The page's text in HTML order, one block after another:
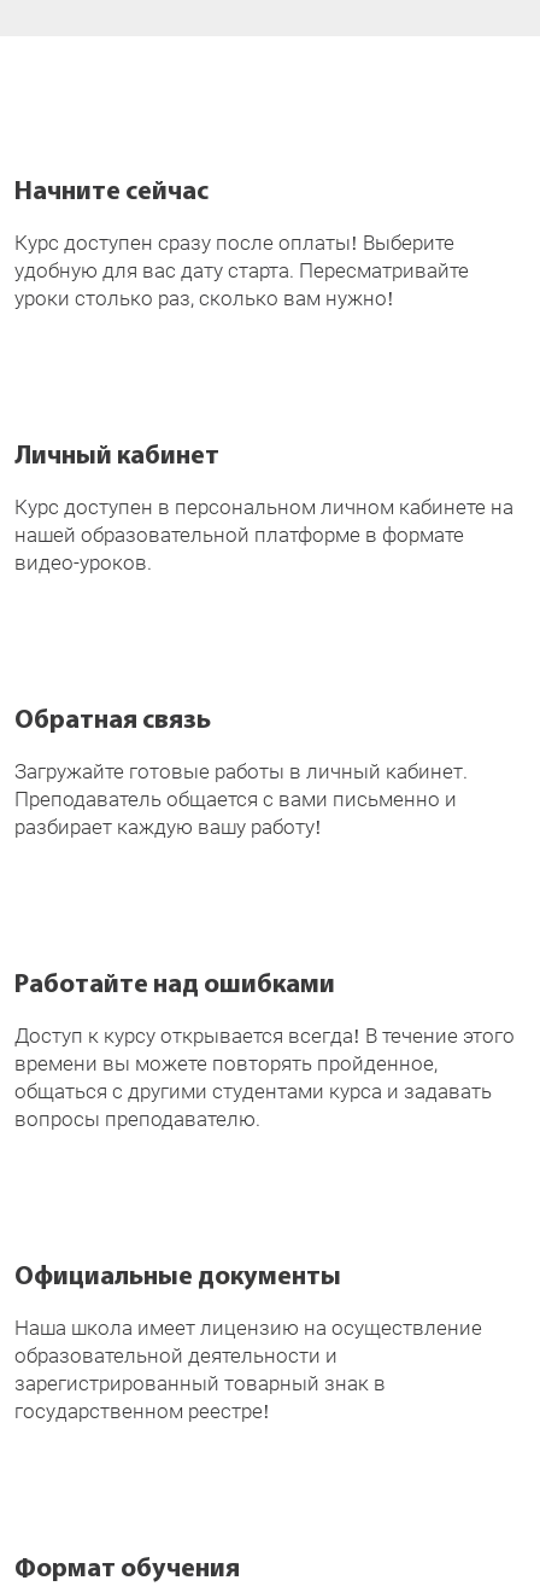
Начните сейчас
Курс доступен сразу после оплаты! Выберите
удобную для вас дату старта. Пересматривайте
уроки столько раз, сколько вам нужно!
Личный кабинет
Курс доступен в персональном личном кабинете на
нашей образовательной платформе в формате
видео-уроков.
Обратная связь
Загружайте готовые работы в личный кабинет.
Преподаватель общается с вами письменно и
разбирает каждую вашу работу!
Работайте над ошибками
Доступ к курсу открывается всегда! В течение этого
времени вы можете повторять пройденное,
общаться с другими студентами курса и задавать
вопросы преподавателю.
Официальные документы
Наша школа имеет лицензию на осуществление
образовательной деятельности и
зарегистрированный товарный знак в
государственном реестре!
Формат обучения